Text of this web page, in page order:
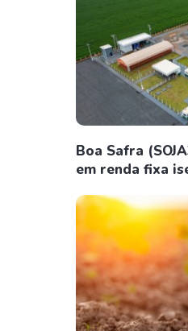
Boa Safra
em renda fixa